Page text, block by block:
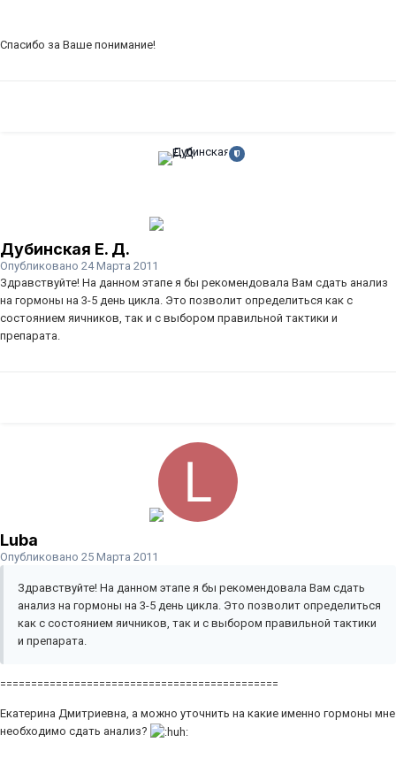
Спасибо за Ваше понимание!
Дубинская Е. Д.
Опубликовано 24 Марта 2011
Здравствуйте! На данном этапе я бы рекомендовала Вам сдать анализ
на гормоны на 3-5 день цикла. Это позволит определиться как с
состоянием яичников, так и с выбором правильной тактики и
препарата.
Luba
Опубликовано 25 Марта 2011
Здравствуйте! На данном этапе я бы рекомендовала Вам сдать
анализ на гормоны на 3-5 день цикла. Это позволит определиться
как с состоянием яичников, так и с выбором правильной тактики
и препарата.
=============================================
Екатерина Дмитриевна, а можно уточнить на какие именно гормоны мне
необходимо сдать анализ?